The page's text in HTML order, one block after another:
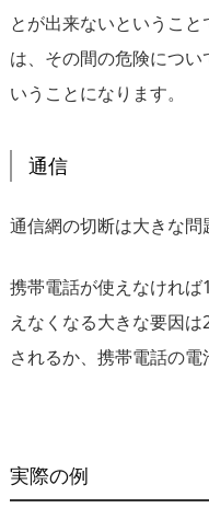
とが出来ないというこ
は、その間の危険につ
いうことになります。
通信
通信網の切断は大きな問
携帯電話が使えなけれ
えなくなる大きな要因
されるか、携帯電話の電
実際の例